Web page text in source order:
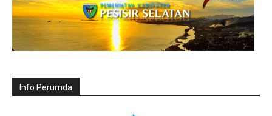
Info Perumda